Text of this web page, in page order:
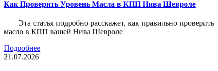
Как Проверить Уровень Масла в КПП Нива Шевроле
Эта статья подробно расскажет, как правильно проверить
масло в КПП вашей Нива Шевроле
Подробнее
21.07.2026